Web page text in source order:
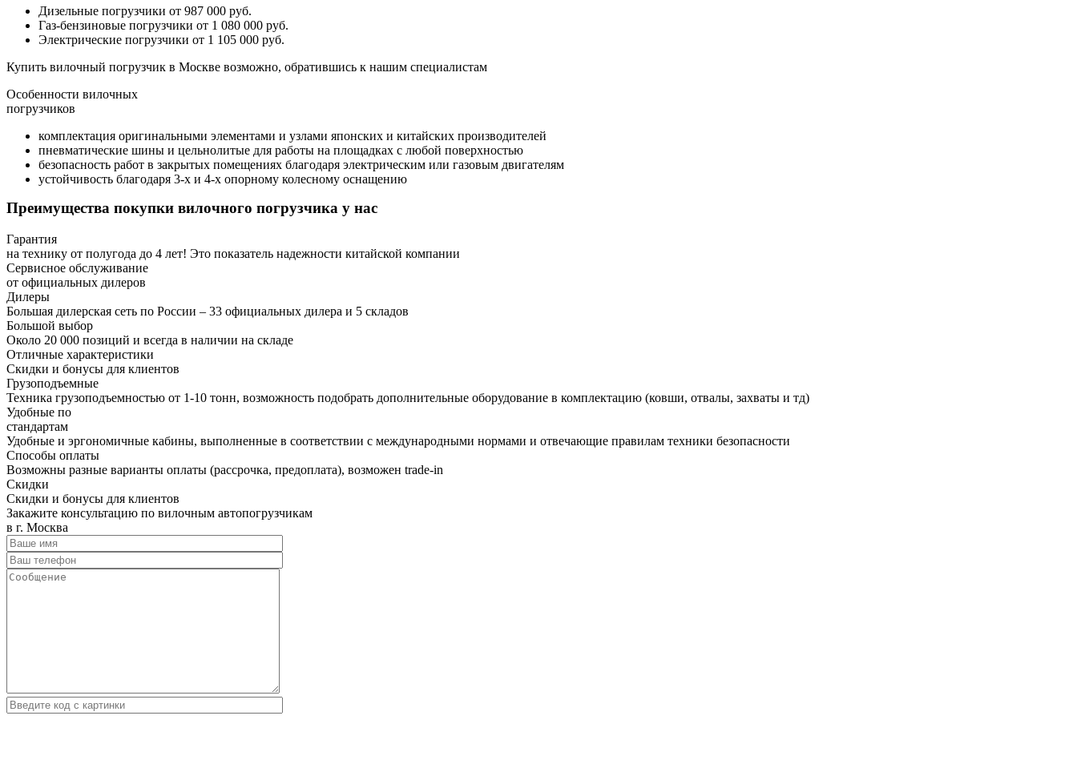
Дизельные погрузчики от 987 000 руб.
Газ-бензиновые погрузчики от 1 080 000 руб.
Электрические погрузчики от 1 105 000 руб.
Купить вилочный погрузчик в Москве возможно, обратившись к нашим специалистам
Особенности вилочных
погрузчиков
комплектация оригинальными элементами и узлами японских и китайских производителей
пневматические шины и цельнолитые для работы на площадках с любой поверхностью
безопасность работ в закрытых помещениях благодаря электрическим или газовым двигателям
устойчивость благодаря 3-х и 4-х опорному колесному оснащению
Преимущества покупки вилочного погрузчика у нас
Гарантия
на технику от полугода до 4 лет! Это показатель надежности китайской компании
Сервисное обслуживание
от официальных дилеров
Дилеры
Большая дилерская сеть по России – 33 официальных дилера и 5 складов
Большой выбор
Около 20 000 позиций и всегда в наличии на складе
Отличные характеристики
Скидки и бонусы для клиентов
Грузоподъемные
Техника грузоподъемностью от 1-10 тонн, возможность подобрать дополнительные оборудование в комплектацию (ковши, отвалы, захваты и тд)
Удобные по
стандартам
Удобные и эргономичные кабины, выполненные в соответствии с международными нормами и отвечающие правилам техники безопасности
Способы оплаты
Возможны разные варианты оплаты (рассрочка, предоплата), возможен trade-in
Скидки
Скидки и бонусы для клиентов
Закажите консультацию по вилочным автопогрузчикам
в г. Москва